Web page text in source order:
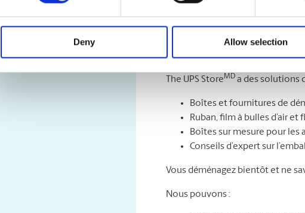
Deny Allow selection
Services et
The UPS StoreMD a des solutions
Boîtes et fournitures de
Ruban, film à bulles d’air
Boîtes sur mesure pour les
Conseils d’expert sur
Vous déménagez bientôt et ne
Nous pouvons :